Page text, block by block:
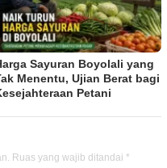
Sayuran Boyolali yang
Menentu, Ujian Berat bagi
Petani
Ruas yang wajib ditandai *